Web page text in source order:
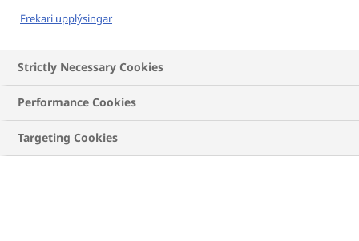
Frekari upplýsingar
Strictly Necessary Cookies
Performance Cookies
Targeting Cookies